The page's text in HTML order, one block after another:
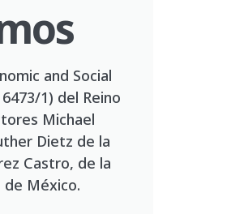
and Social
1) del Reino
Michael
Dietz de la
Castro, de la
de México.